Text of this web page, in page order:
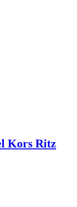
Kors Ritz